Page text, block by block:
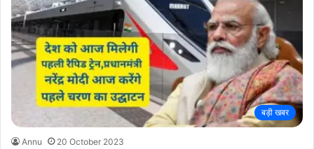
बड़ी खबर
Annu 20 October 2023